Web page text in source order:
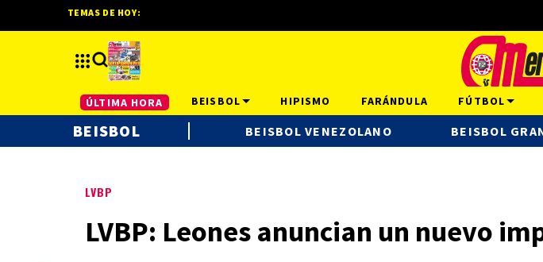
LVBP
LVBP: Leones anuncian un nuevo
TEMAS DE HOY:
ÚLTIMA HORA BEISBOL
BEISBOL BEISBOL VENEZOLANO BEISBOL
HIPISMO FARÁNDULA FÚTBOL